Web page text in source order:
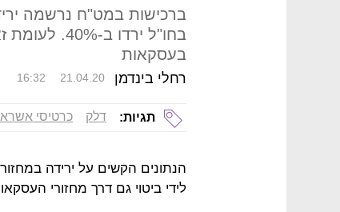
בעסקאות
רחלי בינדמן 16:32 21.04.20
תגיות: דלק כרטיסי
הנתונים הקשים על ירידה
לידי ביטוי גם דרך מחזורי